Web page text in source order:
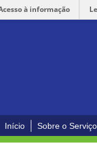
à informação
Início Sobre o Serviço